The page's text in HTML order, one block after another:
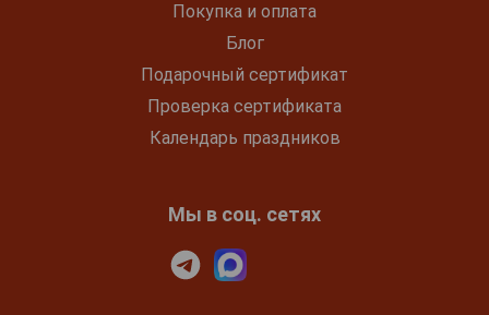
Покупка и оплата
Блог
Подарочный сертификат
Проверка сертификата
Календарь праздников
Мы в соц. сетях